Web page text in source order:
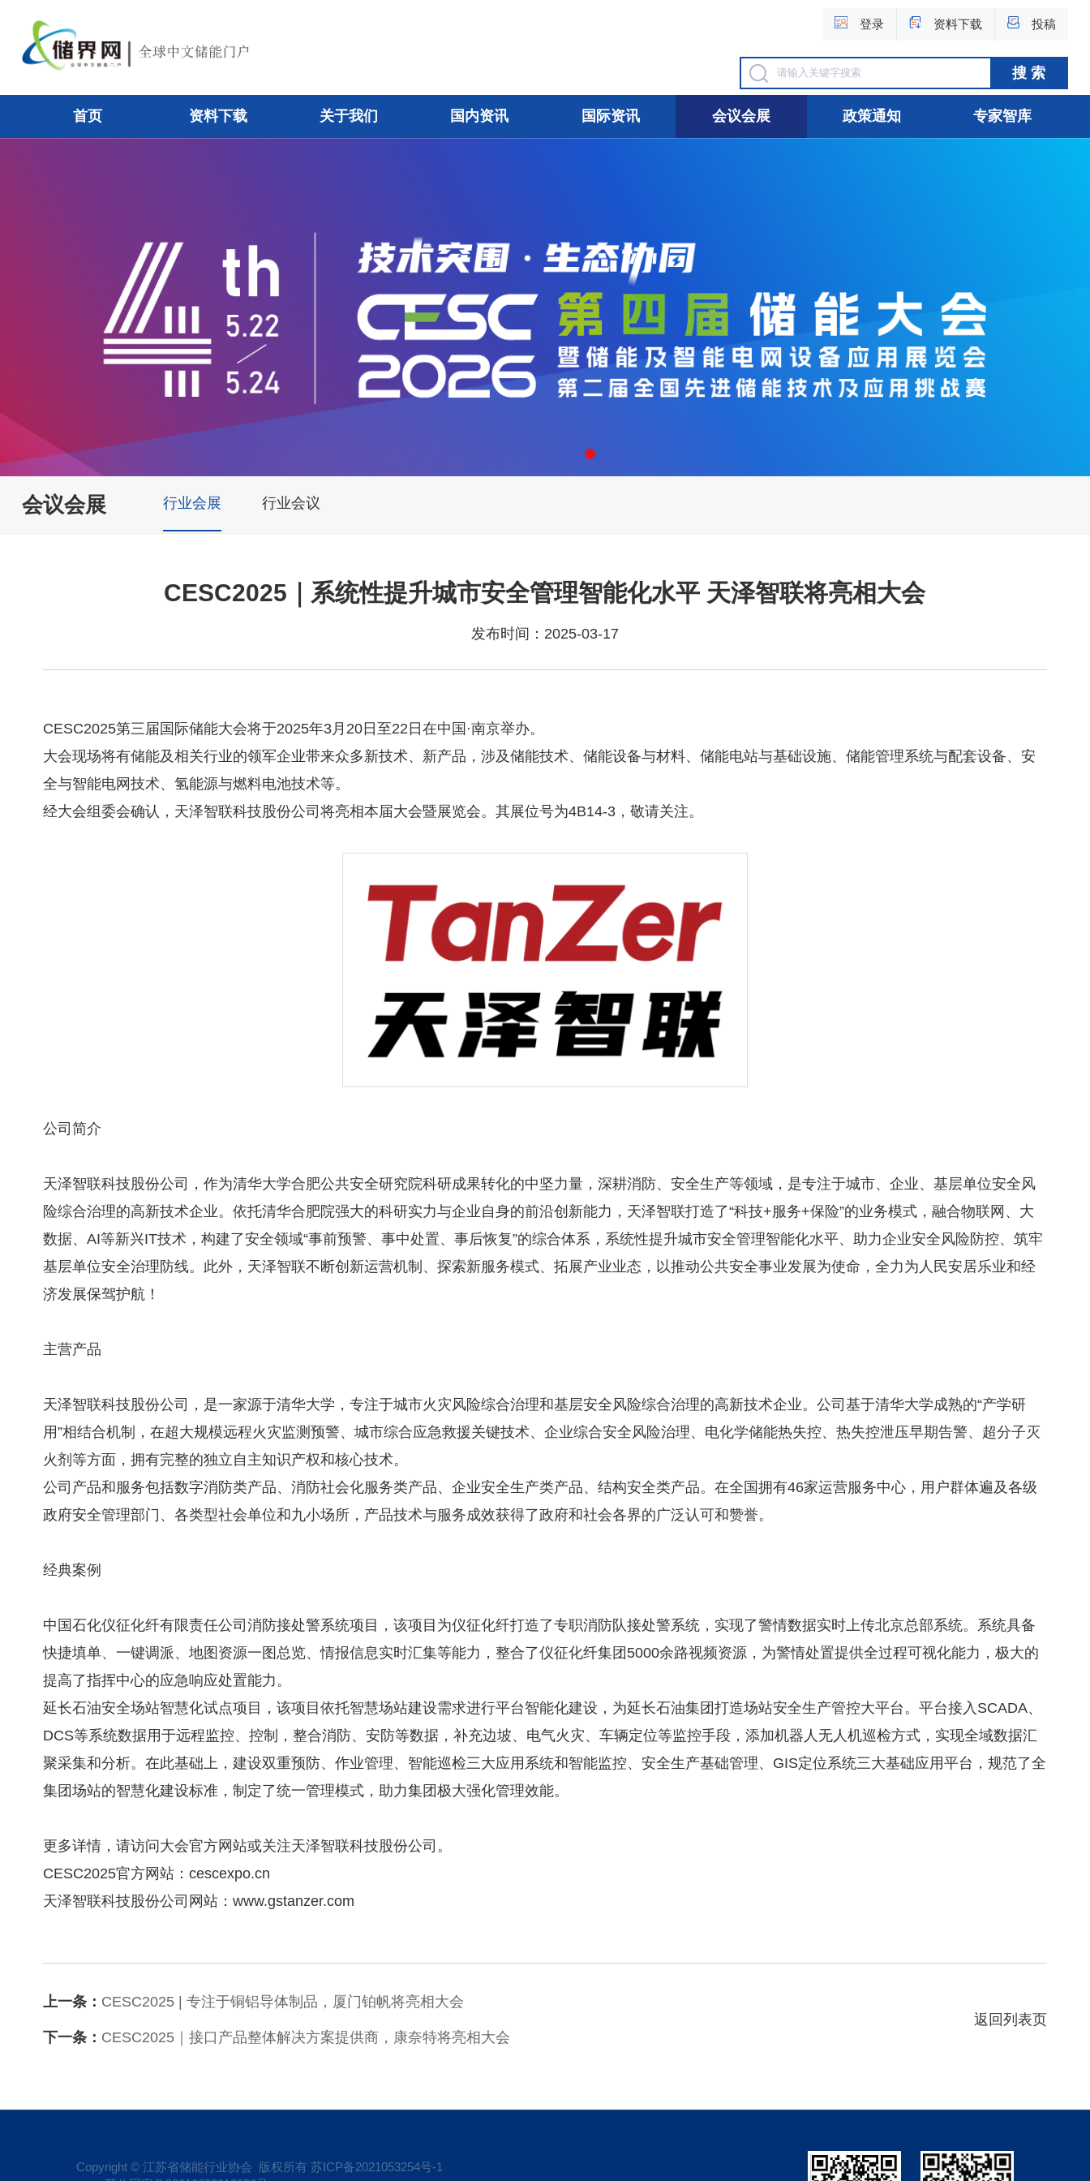
登录 资料下载 投稿
首页 资料下载 关于我们 国内资讯 国际资讯 会议会展 政策通知 专家智库
1
会议会展 行业会展 行业会议
CESC2025｜系统性提升城市安全管理智能化水平 天泽智联将亮相大会
发布时间：2025-03-17
CESC2025第三届国际储能大会将于2025年3月20日至22日在中国·南京举办。
大会现场将有储能及相关行业的领军企业带来众多新技术、新产品，涉及储能技术、储能设备与材料、储能电站与基础设施、储能管理系统与配套设备、安
全与智能电网技术、氢能源与燃料电池技术等。
经大会组委会确认，天泽智联科技股份公司将亮相本届大会暨展览会。其展位号为4B14-3，敬请关注。
公司简介
天泽智联科技股份公司，作为清华大学合肥公共安全研究院科研成果转化的中坚力量，深耕消防、安全生产等领域，是专注于城市、企业、基层单位安全风
险综合治理的高新技术企业。依托清华合肥院强大的科研实力与企业自身的前沿创新能力，天泽智联打造了“科技+服务+保险”的业务模式，融合物联网、大
数据、AI等新兴IT技术，构建了安全领域“事前预警、事中处置、事后恢复”的综合体系，系统性提升城市安全管理智能化水平、助力企业安全风险防控、筑牢
基层单位安全治理防线。此外，天泽智联不断创新运营机制、探索新服务模式、拓展产业业态，以推动公共安全事业发展为使命，全力为人民安居乐业和经
济发展保驾护航！
主营产品
天泽智联科技股份公司，是一家源于清华大学，专注于城市火灾风险综合治理和基层安全风险综合治理的高新技术企业。公司基于清华大学成熟的“产学研
用”相结合机制，在超大规模远程火灾监测预警、城市综合应急救援关键技术、企业综合安全风险治理、电化学储能热失控、热失控泄压早期告警、超分子灭
火剂等方面，拥有完整的独立自主知识产权和核心技术。
公司产品和服务包括数字消防类产品、消防社会化服务类产品、企业安全生产类产品、结构安全类产品。在全国拥有46家运营服务中心，用户群体遍及各级
政府安全管理部门、各类型社会单位和九小场所，产品技术与服务成效获得了政府和社会各界的广泛认可和赞誉。
经典案例
中国石化仪征化纤有限责任公司消防接处警系统项目，该项目为仪征化纤打造了专职消防队接处警系统，实现了警情数据实时上传北京总部系统。系统具备
快捷填单、一键调派、地图资源一图总览、情报信息实时汇集等能力，整合了仪征化纤集团5000余路视频资源，为警情处置提供全过程可视化能力，极大的
提高了指挥中心的应急响应处置能力。
延长石油安全场站智慧化试点项目，该项目依托智慧场站建设需求进行平台智能化建设，为延长石油集团打造场站安全生产管控大平台。平台接入SCADA、
DCS等系统数据用于远程监控、控制，整合消防、安防等数据，补充边坡、电气火灾、车辆定位等监控手段，添加机器人无人机巡检方式，实现全域数据汇
聚采集和分析。在此基础上，建设双重预防、作业管理、智能巡检三大应用系统和智能监控、安全生产基础管理、GIS定位系统三大基础应用平台，规范了全
集团场站的智慧化建设标准，制定了统一管理模式，助力集团极大强化管理效能。
更多详情，请访问大会官方网站或关注天泽智联科技股份公司。
CESC2025官方网站：cescexpo.cn
天泽智联科技股份公司网站：www.gstanzer.com
返回列表页
上一条： CESC2025 | 专注于铜铝导体制品，厦门铂帆将亮相大会
下一条： CESC2025｜接口产品整体解决方案提供商，康奈特将亮相大会
Copyright © 江苏省储能行业协会 版权所有苏ICP备2021053254号-1